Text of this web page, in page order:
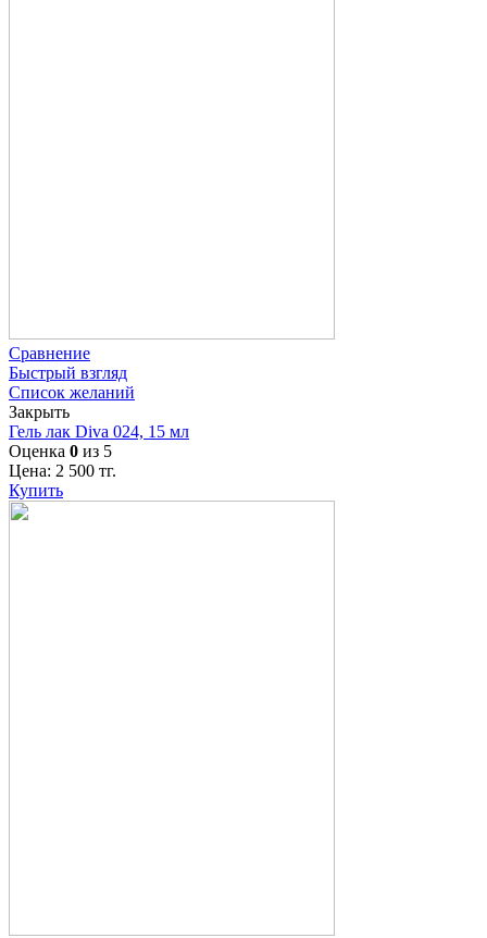
Сравнение
Быстрый взгляд
Список желаний
Закрыть
Гель лак Diva 024, 15 мл
Оценка 0 из 5
Цена: 2 500 тг.
Купить